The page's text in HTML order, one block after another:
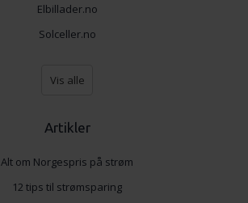
Elbillader.no
Solceller.no
Vis alle
Artikler
Alt om Norgespris på strøm
12 tips til strømsparing